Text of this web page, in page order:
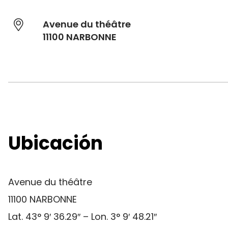
Avenue du théâtre
11100 NARBONNE
Ubicación
Avenue du théâtre
11100 NARBONNE
Lat. 43° 9′ 36.29″ – Lon. 3° 9′ 48.21″